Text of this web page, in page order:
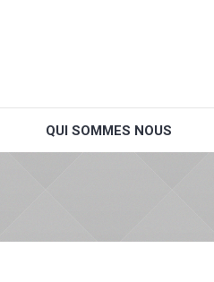
QUI SOMMES NOUS